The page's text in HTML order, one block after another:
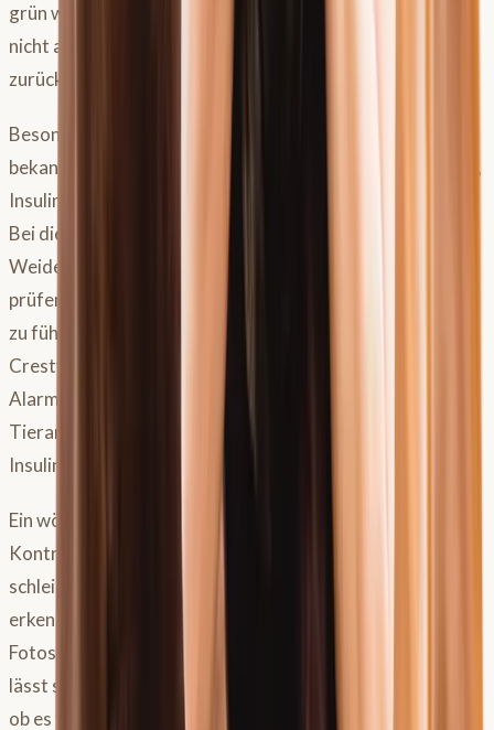
grün wird, ist das ein Zeichen dafür, dass der Darm noch
nicht angepasst ist. In diesem Fall einfach einen Gang
zurückschalten und die Weidezeit vorerst kürzen.
Besondere Aufmerksamkeit brauchen Pferde mit
bekannter Stoffwechselproblematik – also Tiere mit EMS,
Insulindysregulation oder einer Hufrehe-Vorgeschichte.
Bei diesen Pferden lohnt es sich, täglich einmal nach dem
Weidegang
prüfen: Sind sie warm? Ist ein Puls an den Zehengefäßen
zu fühlen? Quellen die charakteristischen Fettpolster am
Cresty Neck oder der Rückenfalte an? All das sind
Alarmsignale, die bedeuten: sofort Weidegang stoppen,
Tierarzt kontaktieren und gegebenenfalls den
Insulinspiegel kontrollieren lassen.
Ein wöchentliches Seitenfoto und die regelmäßige
Kontrolle des Body Condition Scores helfen dabei,
schleichende Gewichtsveränderungen frühzeitig zu
erkennen. Besonders hilfreich ist der Vergleich eines
Fotos direkt nach dem Weidegang mit einem davor – so
lässt sich gut unterscheiden, ob ein Pferd aufgebläht oder
ob es tatsächlich im Begriff ist, zuzunehmen.